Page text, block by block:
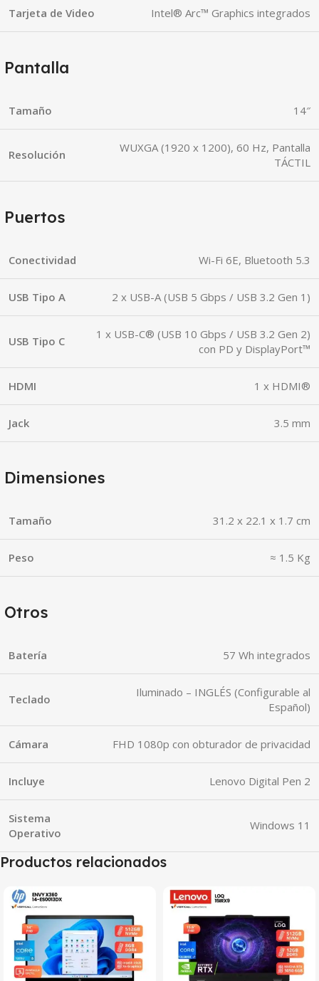
Tarjeta de Video Intel® Arc™ Graphics integrados
Pantalla
Tamaño 14″
Resolución
WUXGA (1920 x 1200), 60 Hz, Pantalla
TÁCTIL
Puertos
Conectividad Wi-Fi 6E, Bluetooth 5.3
USB Tipo A 2 x USB-A (USB 5 Gbps / USB 3.2 Gen 1)
USB Tipo C
1 x USB-C® (USB 10 Gbps / USB 3.2 Gen 2)
con PD y DisplayPort™
HDMI 1 x HDMI®
Jack 3.5 mm
Dimensiones
Tamaño 31.2 x 22.1 x 1.7 cm
Peso ≈ 1.5 Kg
Otros
Batería 57 Wh integrados
Teclado
Iluminado – INGLÉS (Configurable al
Español)
Cámara FHD 1080p con obturador de privacidad
Incluye Lenovo Digital Pen 2
Sistema
Operativo
Windows 11
Productos relacionados
SALE